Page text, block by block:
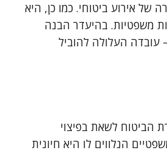
של אירוע ביטוחי. כמו כן, היא
משפטיות. בהיעדר הבנה
עובדה העלולה להוביל
הביטוח לשאת בפיצוי
הנלווים לו היא חיונית